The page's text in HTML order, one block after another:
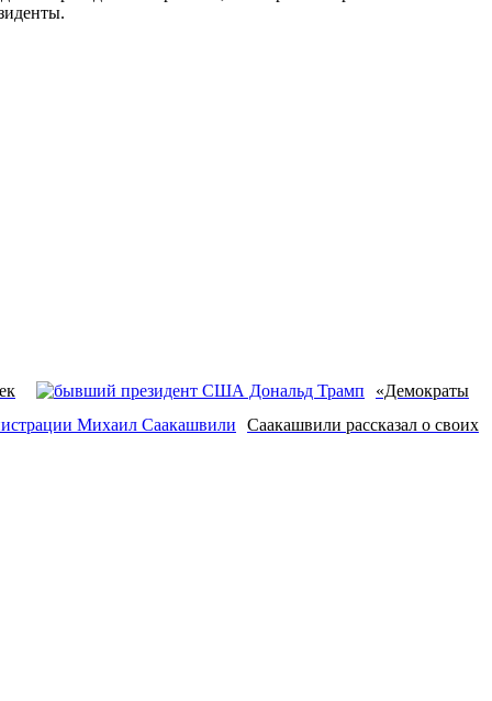
«Демократы
Саакашвили рассказал о своих